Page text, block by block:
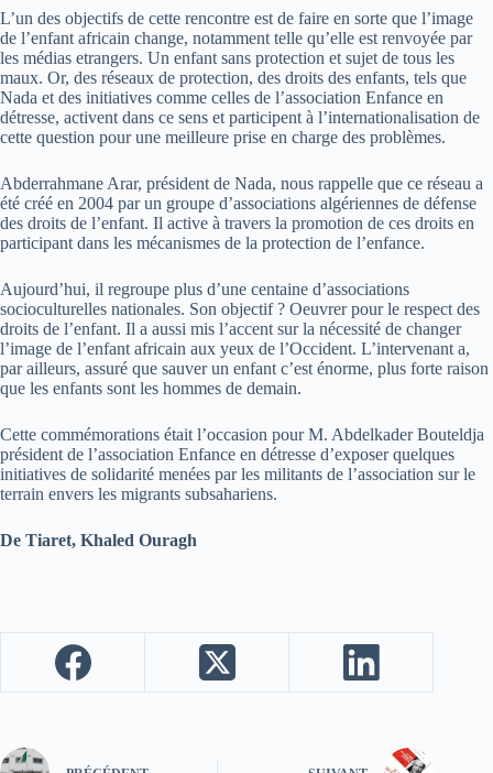
L’un des objectifs de cette rencontre est de faire en sorte que l’image
de l’enfant africain change, notamment telle qu’elle est renvoyée par
les médias etrangers. Un enfant sans protection et sujet de tous les
maux. Or, des réseaux de protection, des droits des enfants, tels que
Nada et des initiatives comme celles de l’association Enfance en
détresse, activent dans ce sens et participent à l’internationalisation de
cette question pour une meilleure prise en charge des problèmes.
Abderrahmane Arar, président de Nada, nous rappelle que ce réseau a
été créé en 2004 par un groupe d’associations algériennes de défense
des droits de l’enfant. Il active à travers la promotion de ces droits en
participant dans les mécanismes de la protection de l’enfance.
Aujourd’hui, il regroupe plus d’une centaine d’associations
socioculturelles nationales. Son objectif ? Oeuvrer pour le respect des
droits de l’enfant. Il a aussi mis l’accent sur la nécessité de changer
l’image de l’enfant africain aux yeux de l’Occident. L’intervenant a,
par ailleurs, assuré que sauver un enfant c’est énorme, plus forte raison
que les enfants sont les hommes de demain.
Cette commémorations était l’occasion pour M. Abdelkader Bouteldja
président de l’association Enfance en détresse d’exposer quelques
initiatives de solidarité menées par les militants de l’association sur le
terrain envers les migrants subsahariens.
De Tiaret, Khaled Ouragh